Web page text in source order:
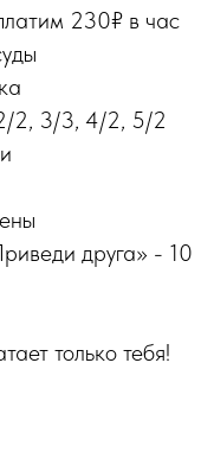
230₽ в час
2, 3/3, 4/2, 5/2
друга» - 10
только тебя!